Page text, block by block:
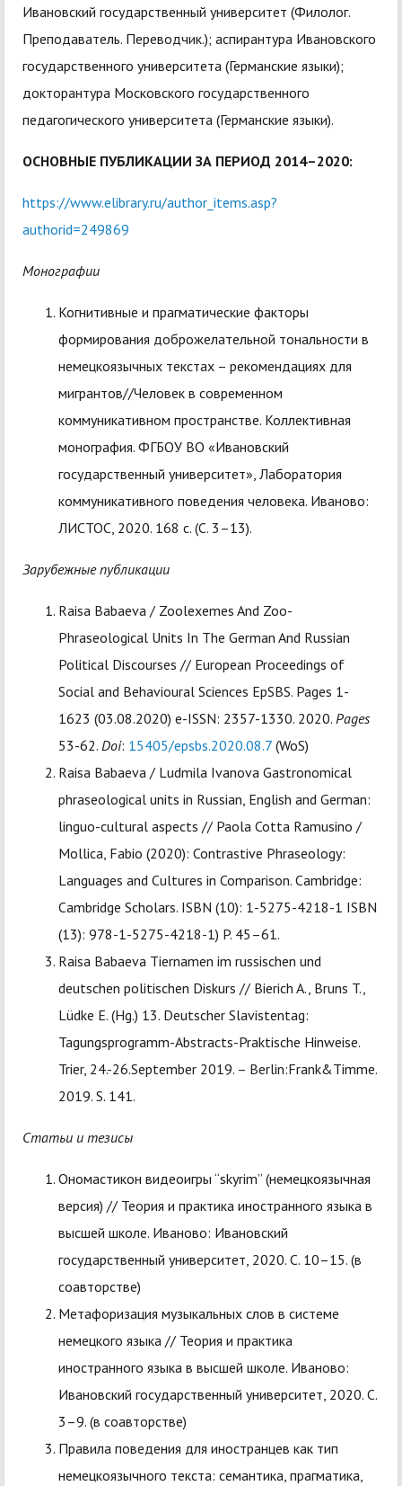
Ивановский государственный университет (Филолог.
Преподаватель. Переводчик.); аспирантура Ивановского
государственного университета (Германские языки);
докторантура Московского государственного
педагогического университета (Германские языки).
ОСНОВНЫЕ ПУБЛИКАЦИИ ЗА ПЕРИОД 2014–2020:
https://www.elibrary.ru/author_items.asp?
authorid=249869
Монографии
Когнитивные и прагматические факторы
формирования доброжелательной тональности в
немецкоязычных текстах – рекомендациях для
мигрантов//Человек в современном
коммуникативном пространстве. Коллективная
монография. ФГБОУ ВО «Ивановский
государственный университет», Лаборатория
коммуникативного поведения человека. Иваново:
ЛИСТОС, 2020. 168 с. (С. 3–13).
Зарубежные публикации
Raisa Babaeva / Zoolexemes And Zoo-
Phraseological Units In The German And Russian
Political Discourses // European Proceedings of
Social and Behavioural Sciences EpSBS. Pages 1-
1623 (03.08.2020) e-ISSN: 2357-1330. 2020. Pages
53-62. Doi: 15405/epsbs.2020.08.7 (WoS)
Raisa Babaeva / Ludmila Ivanova Gastronomical
phraseological units in Russian, English and German:
linguo-cultural aspects // Paola Cotta Ramusino /
Mollica, Fabio (2020): Contrastive Phraseology:
Languages and Cultures in Comparison. Cambridge:
Cambridge Scholars. ISBN (10): 1-5275-4218-1 ISBN
(13): 978-1-5275-4218-1) P. 45–61.
Raisa Babaeva Tiernamen im russischen und
deutschen politischen Diskurs // Bierich A., Bruns T.,
Lüdke E. (Hg.) 13. Deutscher Slavistentag:
Tagungsprogramm-Abstracts-Praktische Hinweise.
Trier, 24.-26.September 2019. – Berlin:Frank&Timme.
2019. S. 141.
Статьи и тезисы
Ономастикон видеоигры “skyrim” (немецкоязычная
версия) // Теория и практика иностранного языка в
высшей школе. Иваново: Ивановский
государственный университет, 2020. С. 10–15. (в
соавторстве)
Метафоризация музыкальных слов в системе
немецкого языка // Теория и практика
иностранного языка в высшей школе. Иваново:
Ивановский государственный университет, 2020. С.
3–9. (в соавторстве)
Правила поведения для иностранцев как тип
немецкоязычного текста: семантика, прагматика,